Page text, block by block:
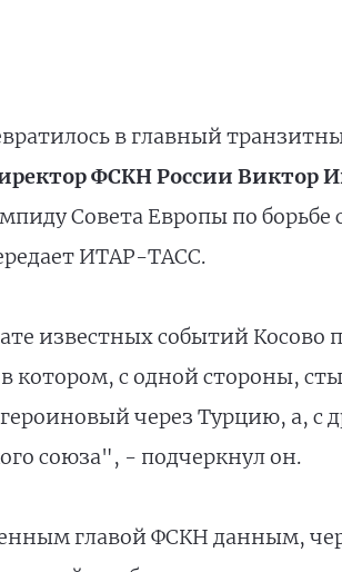
в главный
ФСКН России Виктор
Совета Европы по
ИТАР-ТАСС.
известных событий
котором, с одной стороны,
через Турцию, а, с
союза", - подчеркнул он.
главой ФСКН данным,